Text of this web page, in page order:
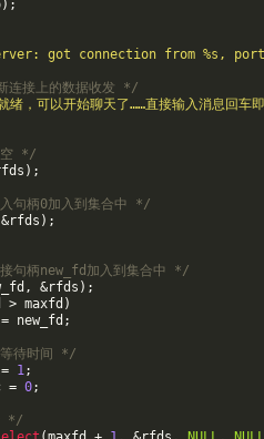
) ;
got connection from %s,
连接上的数据收发 */
绪，可以开始聊天了……直接输入消息回车
空 */
) ;
句柄0加入到集合中 */
&rfds ) ;
句柄new_fd加入到集合中 */
, &rfds ) ;
> maxfd )
= new_fd ;
待时间 */
= 1;
= 0;
*/